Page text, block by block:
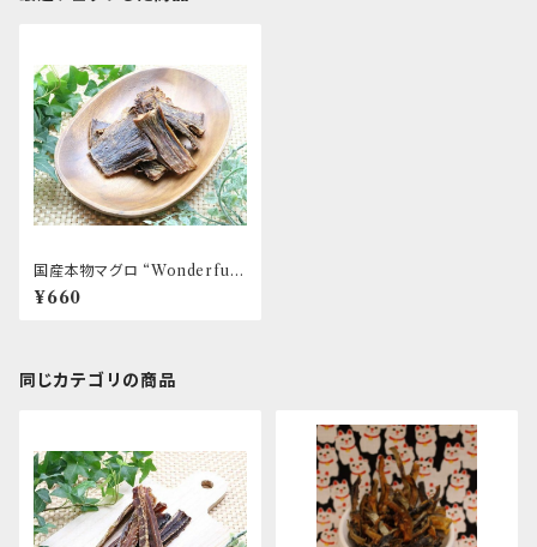
国産本物マグロ “Wonderful
Kitchen / (旧)P-ball”
¥660
同じカテゴリの商品